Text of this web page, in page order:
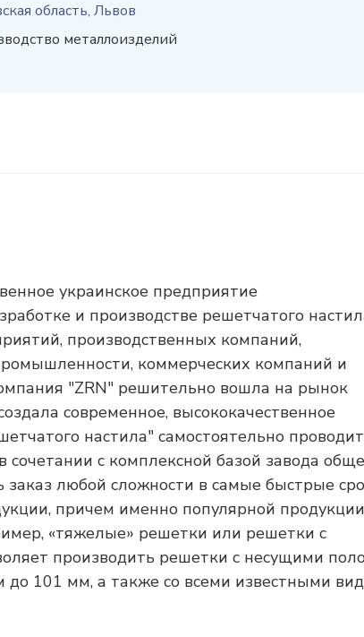
область, Львов
металлоизделий
украинское предприятие
и производстве решетчатого
производственных компаний,
коммерческих компаний и
"ZRN" решительно вошла на рынок
современное, высококачественное
настила" самостоятельно
сочетании с комплексной базой завода
любой сложности в самые быстрые
причем именно популярной
«тяжелые» решетки или решетки с
производить решетки с несущими
101 мм, а также со всеми известными